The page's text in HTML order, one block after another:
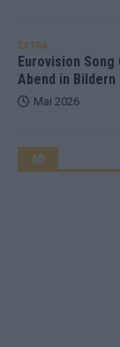
EXTRA
Eurovision
Abend in Bildern
Mai 2026
AD